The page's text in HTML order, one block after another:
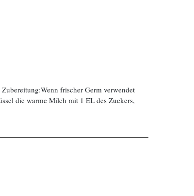
frischer Germ verwendet
die warme Milch mit 1 EL des Zuckers,